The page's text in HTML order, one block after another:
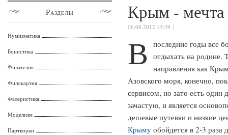
Крым -
06.08.2012 13:39
В
последние годы все
отдыхать на родине.
направления как
Азовского моря, конечно,
сервисом, но зато есть
зачастую, и является
дешевые путевки и низкие
Крымуобойдется в 2-3 раза
Разделы
Нумизматика
Бонистика
Филателия
Филокартия
Фалеристика
Моделизм
Партворки